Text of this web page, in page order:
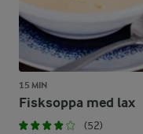
15 MIN
Fisksoppa med lax
(52)